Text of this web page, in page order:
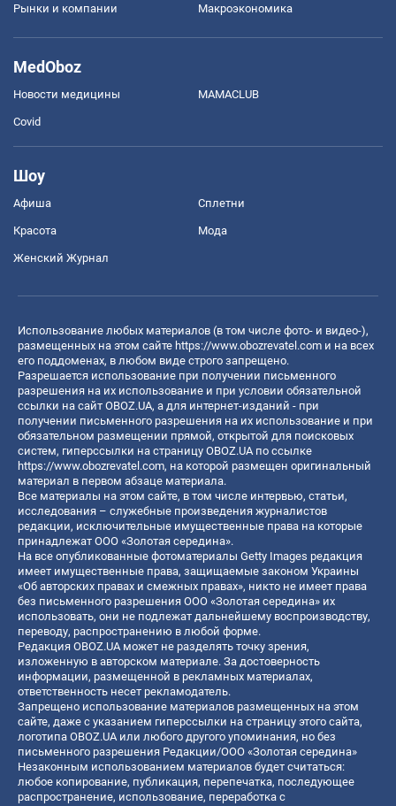
Рынки и компании Mакроэкономика
MedOboz
Новости медицины MAMACLUB
Covid
Шоу
Афиша Сплетни
Красота Мода
Женский Журнал
Использование любых материалов (в том числе фото- и видео-),
размещенных на этом сайте https://www.obozrevatel.com и на всех
его поддоменах, в любом виде строго запрещено.
Разрешается использование при получении письменного
разрешения на их использование и при условии обязательной
ссылки на сайт OBOZ.UA, а для интернет-изданий - при
получении письменного разрешения на их использование и при
обязательном размещении прямой, открытой для поисковых
систем, гиперссылки на страницу OBOZ.UA по ссылке
https://www.obozrevatel.com, на которой размещен оригинальный
материал в первом абзаце материала.
Все материалы на этом сайте, в том числе интервью, статьи,
исследования – служебные произведения журналистов
редакции, исключительные имущественные права на которые
принадлежат ООО «Золотая середина».
На все опубликованные фотоматериалы Getty Images редакция
имеет имущественные права, защищаемые законом Украины
«Об авторских правах и смежных правах», никто не имеет права
без письменного разрешения ООО «Золотая середина» их
использовать, они не подлежат дальнейшему воспроизводству,
переводу, распространению в любой форме.
Редакция OBOZ.UA может не разделять точку зрения,
изложенную в авторском материале. За достоверность
информации, размещенной в рекламных материалах,
ответственность несет рекламодатель.
Запрещено использование материалов размещенных на этом
сайте, даже с указанием гиперссылки на страницу этого сайта,
логотипа OBOZ.UA или любого другого упоминания, но без
письменного разрешения Редакции/ООО «Золотая середина»
Незаконным использованием материалов будет считаться:
любое копирование, публикация, перепечатка, последующее
распространение, использование, переработка с